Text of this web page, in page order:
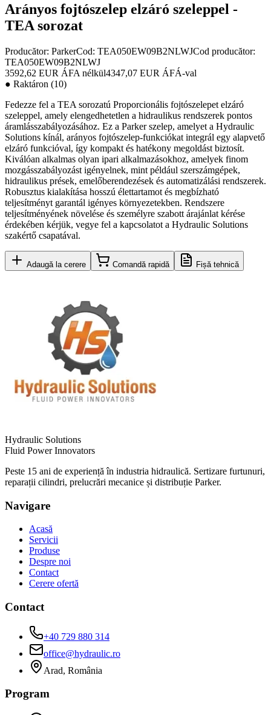
Arányos fojtószelep elzáró szeleppel -
TEA sorozat
Producător: ParkerCod: TEA050EW09B2NLWJCod producător:
TEA050EW09B2NLWJ
3592,62 EUR ÁFA nélkül4347,07 EUR ÁFÁ-val
● Raktáron (10)
Fedezze fel a TEA sorozatú Proporcionális fojtószelepet elzáró
szeleppel, amely elengedhetetlen a hidraulikus rendszerek pontos
áramlásszabályozásához. Ez a Parker szelep, amelyet a Hydraulic
Solutions kínál, arányos fojtószelep-funkciókat integrál egy alapvető
elzáró funkcióval, így kompakt és hatékony megoldást biztosít.
Kiválóan alkalmas olyan ipari alkalmazásokhoz, amelyek finom
mozgásszabályozást igényelnek, mint például szerszámgépek,
hidraulikus prések, emelőberendezések és automatizálási rendszerek.
Robusztus kialakítása hosszú élettartamot és megbízható
teljesítményt garantál igényes környezetekben. Rendszere
teljesítményének növelése és személyre szabott árajánlat kérése
érdekében kérjük, vegye fel a kapcsolatot a Hydraulic Solutions
szakértő csapatával.
Adaugă la cerere Comandă rapidă Fișă tehnică
Hydraulic Solutions
Fluid Power Innovators
Peste 15 ani de experiență în industria hidraulică. Sertizare furtunuri,
reparații cilindri, prelucrări mecanice și distribuție Parker.
Navigare
Acasă
Servicii
Produse
Despre noi
Contact
Cerere ofertă
Contact
+40 729 880 314
office@hydraulic.ro
Arad, România
Program